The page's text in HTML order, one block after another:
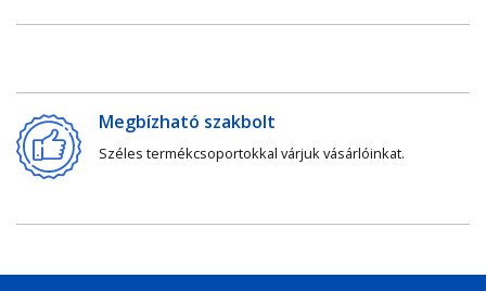
Megbízható szakbolt
Széles termékcsoportokkal várjuk vásárlóinkat.